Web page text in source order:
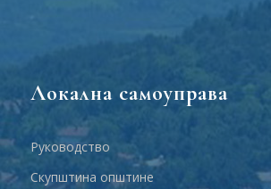
Локална самоуправа
Руководство
Скупштина општине